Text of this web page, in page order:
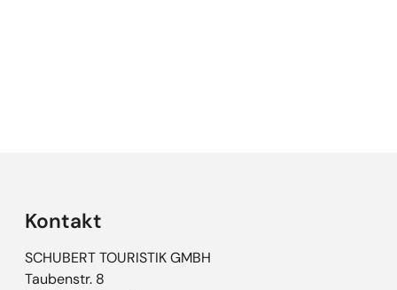
Kontakt
SCHUBERT TOURISTIK GMBH
Taubenstr. 8